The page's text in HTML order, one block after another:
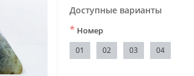
Доступные варианты
* Номер
01 02 03 04